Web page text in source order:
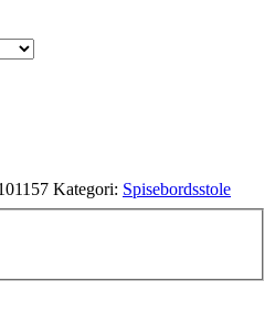
Kategori: Spisebordsstole